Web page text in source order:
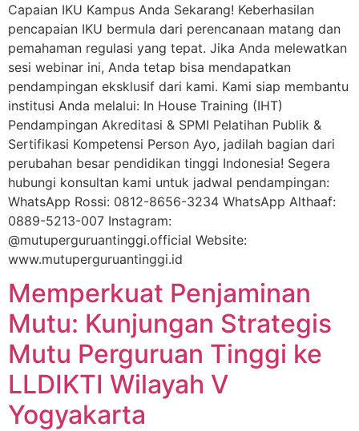
Capaian IKU Kampus Anda Sekarang! Keberhasilan
pencapaian IKU bermula dari perencanaan matang dan
pemahaman regulasi yang tepat. Jika Anda melewatkan
sesi webinar ini, Anda tetap bisa mendapatkan
pendampingan eksklusif dari kami. Kami siap membantu
institusi Anda melalui: In House Training (IHT)
Pendampingan Akreditasi & SPMI Pelatihan Publik &
Sertifikasi Kompetensi Person Ayo, jadilah bagian dari
perubahan besar pendidikan tinggi Indonesia! Segera
hubungi konsultan kami untuk jadwal pendampingan:
WhatsApp Rossi: 0812-8656-3234 WhatsApp Althaaf:
0889-5213-007 Instagram:
@mutuperguruantinggi.official Website:
www.mutuperguruantinggi.id
Memperkuat Penjaminan
Mutu: Kunjungan Strategis
Mutu Perguruan Tinggi ke
LLDIKTI Wilayah V
Yogyakarta